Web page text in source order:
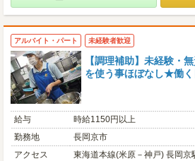
アルバイト・パート 未経験者歓迎
【調理補助】未経験・
を使う事ほぼなし★働
給与
時給1150円以上
勤務地
長岡京市
アクセス
東海道本線(米原－神戸) 長岡京